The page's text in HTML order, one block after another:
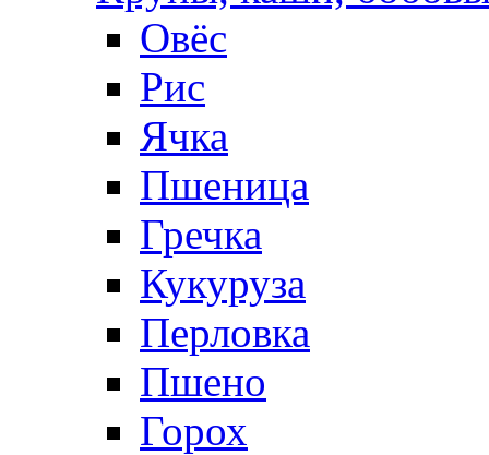
Овёс
Рис
Ячка
Пшеница
Гречка
Кукуруза
Перловка
Пшено
Горох